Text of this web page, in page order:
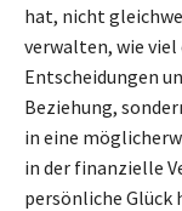
hat, nicht
verwalten, wie
Entscheidungen
Beziehung,
in eine
in der finanzielle
persönliche Glück